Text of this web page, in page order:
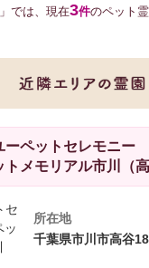
では、現在3件のペット
ーペットセレモニー
トメモリアル市川（高
所在地
千葉県市川市高谷